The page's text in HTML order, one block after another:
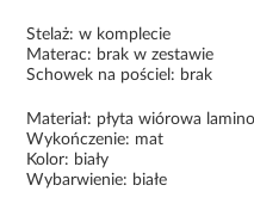
Stelaż: w komplecie
Materac: brak w zestawie
Schowek na pościel: brak
Materiał: płyta wiórowa
Wykończenie: mat
Kolor: biały
Wybarwienie: białe